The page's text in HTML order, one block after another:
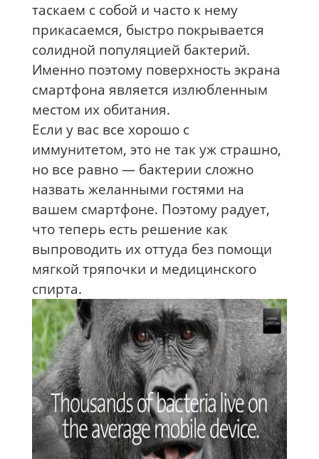
таскаем с собой и часто к нему
прикасаемся, быстро покрывается
солидной популяцией бактерий.
Именно поэтому поверхность экрана
смартфона является излюбленным
местом их обитания.
Если у вас все хорошо с
иммунитетом, это не так уж страшно,
но все равно — бактерии сложно
назвать желанными гостями на
вашем смартфоне. Поэтому радует,
что теперь есть решение как
выпроводить их оттуда без помощи
мягкой тряпочки и медицинского
спирта.